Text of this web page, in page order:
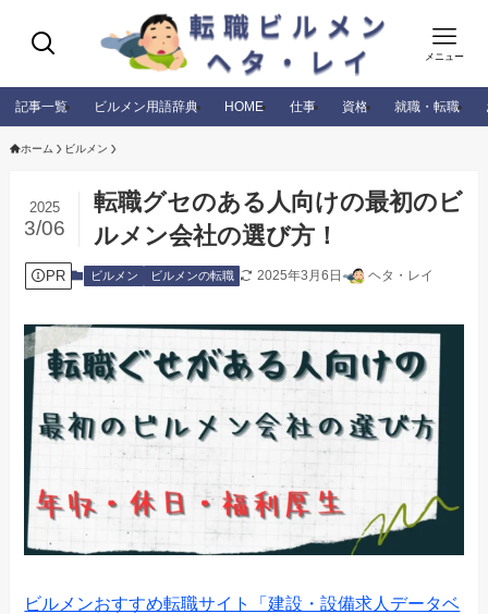
メニュー
記事一覧 ビルメン用語辞典 HOME 仕事 資格 就職・転職
ホーム ビルメン
転職グセのある人向けの最初のビ
ルメン会社の選び方！
2025
3/06
PR ビルメン ビルメンの転職 2025年3月6日 ヘタ・レイ
ビルメンおすすめ転職サイト「建設・設備求人データベ